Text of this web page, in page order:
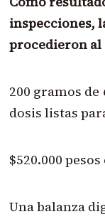
inspecciones,
procedieron al
200 gramos de
dosis listas
$520.000
Una balanza